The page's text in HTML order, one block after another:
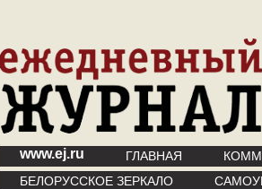
www.ej.ru ГЛАВНАЯ
БЕЛОРУССКОЕ ЗЕРКАЛО